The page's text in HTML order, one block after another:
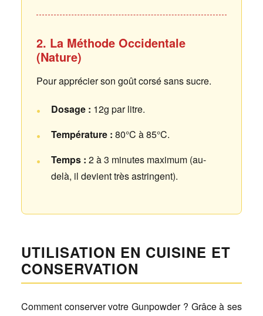
2. La Méthode Occidentale
(Nature)
Pour apprécier son goût corsé sans sucre.
Dosage : 12g par litre.
Température : 80°C à 85°C.
Temps : 2 à 3 minutes maximum (au-
delà, il devient très astringent).
UTILISATION EN CUISINE ET
CONSERVATION
Comment conserver votre Gunpowder ? Grâce à ses